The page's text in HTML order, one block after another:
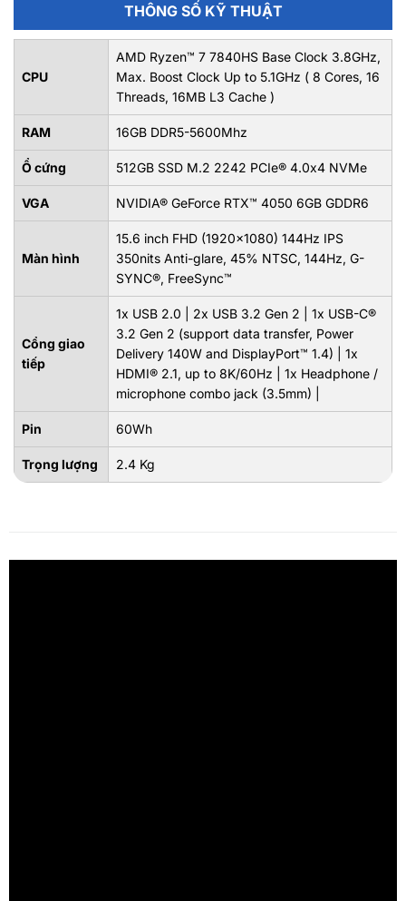
THÔNG SỐ KỸ THUẬT
CPU
AMD Ryzen™ 7 7840HS Base Clock 3.8GHz,
Max. Boost Clock Up to 5.1GHz ( 8 Cores, 16
Threads, 16MB L3 Cache )
RAM 16GB DDR5-5600Mhz
Ổ cứng 512GB SSD M.2 2242 PCIe® 4.0x4 NVMe
VGA NVIDIA® GeForce RTX™ 4050 6GB GDDR6
Màn hình
15.6 inch FHD (1920x1080) 144Hz IPS
350nits Anti-glare, 45% NTSC, 144Hz, G-
SYNC®, FreeSync™
Cổng giao
tiếp
1x USB 2.0 | 2x USB 3.2 Gen 2 | 1x USB-C®
3.2 Gen 2 (support data transfer, Power
Delivery 140W and DisplayPort™ 1.4) | 1x
HDMI® 2.1, up to 8K/60Hz | 1x Headphone /
microphone combo jack (3.5mm) |
Pin 60Wh
Trọng lượng 2.4 Kg